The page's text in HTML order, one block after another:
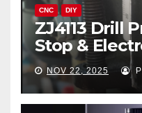
CNC DIY
ZJ4113 Drill
Stop &
NOV 22, 2025